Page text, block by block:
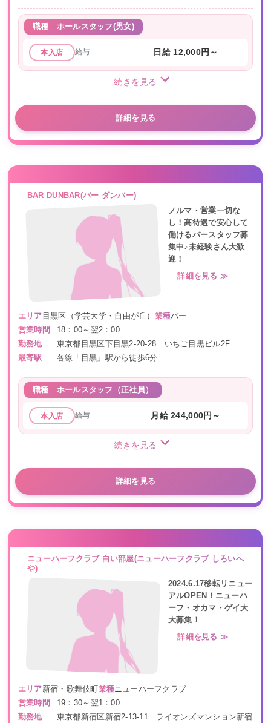
職種 ホールスタッフ(男女)
本入店 給与 日給 12,000円～
続きを見る
詳細を見る
BAR DUNBAR(バー ダンバー)
ノルマ・営業一切な
し！高待遇で安心して
働けるバースタッフ募
集中♪未経験さん大歓
迎！
詳細を見る ≫
エリア 目黒区（学芸大学・自由が丘） 業種バー
営業時間
18：00～翌2：00
勤務地
東京都目黒区下目黒2-20-28 いちご目黒ビル2F
最寄駅
各線「目黒」駅から徒歩6分
職種 ホールスタッフ（正社員）
本入店 給与 月給 244,000円～
続きを見る
詳細を見る
ニューハーフクラブ 白い部屋(ニューハーフクラブ しろいへ
や)
2024.6.17移転リニュー
アルOPEN！ニューハ
ーフ・オカマ・ゲイ大
大募集！
詳細を見る ≫
エリア新宿・歌舞伎町 業種ニューハーフクラブ
営業時間
19：30～翌1：00
勤務地
東京都新宿区新宿2-13-11 ライオンズマンション新宿